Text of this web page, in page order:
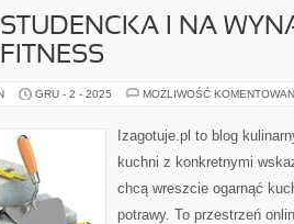
I NA
GRU - 2 - 2025 MOŻLIWOŚĆ
Izagotuje.pl to blog
kuchni z konkretnymi
chcą wreszcie ogarnąć
potrawy. To przestrzeń